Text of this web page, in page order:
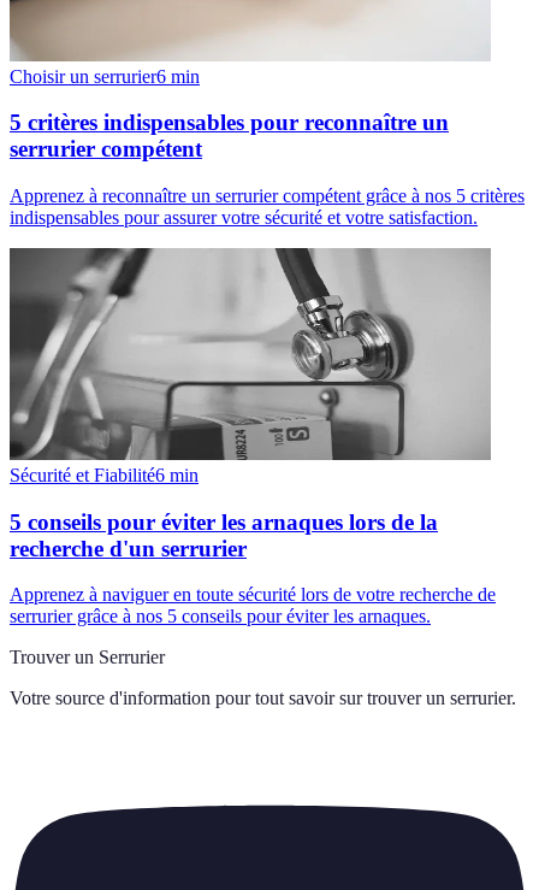
Choisir un serrurier6 min
5 critères indispensables pour reconnaître un
serrurier compétent
Apprenez à reconnaître un serrurier compétent grâce à nos 5 critères
indispensables pour assurer votre sécurité et votre satisfaction.
Sécurité et Fiabilité6 min
5 conseils pour éviter les arnaques lors de la
recherche d'un serrurier
Apprenez à naviguer en toute sécurité lors de votre recherche de
serrurier grâce à nos 5 conseils pour éviter les arnaques.
Trouver un Serrurier
Votre source d'information pour tout savoir sur trouver un serrurier.